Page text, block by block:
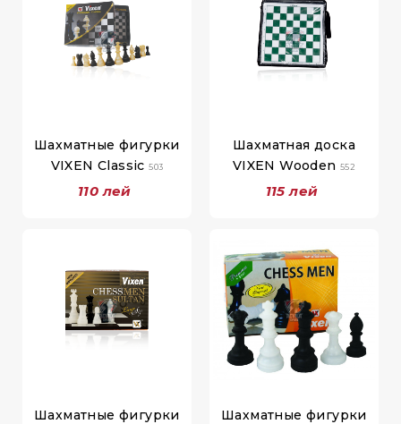
Шахматные фигурки
VIXEN Classic503
110 лей
Шахматная доска
VIXEN Wooden 552
115 лей
Шахматные фигурки
Шахматные фигурки